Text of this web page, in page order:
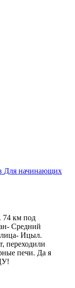
Для начинающих
74 км под
Средний
Ицыл.
переходили
печи. Да я